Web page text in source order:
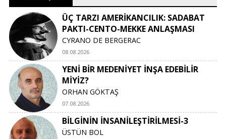
ÜÇ TARZI AMERİKANCILIK: SADABAT
PAKTI-CENTO-MEKKE ANLAŞMASI
CYRANO DE BERGERAC
08.08.2026
YENİ BİR MEDENİYET İNŞA EDEBİLİR
MİYİZ?
ORHAN GÖKTAŞ
07.08.2026
BİLGİNİN İNSANİLEŞTİRİLMESİ-3
ÜSTÜN BOL